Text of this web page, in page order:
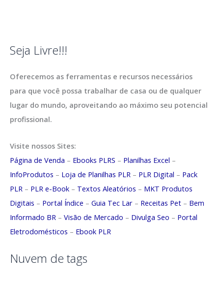
Seja Livre!!!
Oferecemos as ferramentas e recursos necessários
para que você possa trabalhar de casa ou de qualquer
lugar do mundo, aproveitando ao máximo seu potencial
profissional.
Visite nossos Sites:
Página de Venda – Ebooks PLRS – Planilhas Excel –
InfoProdutos – Loja de Planilhas PLR – PLR Digital – Pack
PLR – PLR e-Book – Textos Aleatórios – MKT Produtos
Digitais – Portal Índice – Guia Tec Lar – Receitas Pet – Bem
Informado BR – Visão de Mercado – Divulga Seo – Portal
Eletrodomésticos – Ebook PLR
Nuvem de tags